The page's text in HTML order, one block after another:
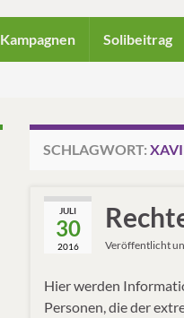
Kampagnen Solibeitrag
SCHLAGWORT:
JULI
30
2016 Veröffentlicht
Hier werden
Personen, die der